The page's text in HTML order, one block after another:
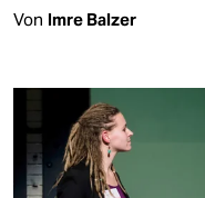
Von Imre Balzer